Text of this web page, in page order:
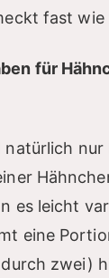
fast
für
natürlich
es leicht
eine
zwei)